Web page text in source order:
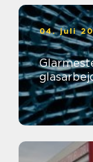
04. juli